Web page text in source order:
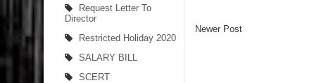
Request Letter To
Director
Restricted Holiday 2020
SALARY BILL
SCERT
Newer Post